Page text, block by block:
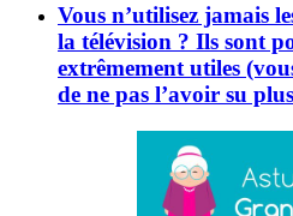
Vous n’utilisez jamais
la télévision ? Ils sont
extrêmement utiles
de ne pas l’avoir su